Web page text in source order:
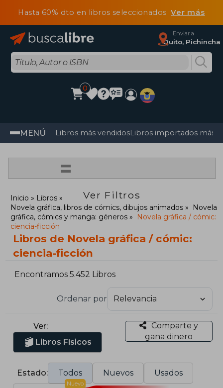
Hasta 60% dto en libros seleccionadosVer más
Enviar a
Quito, Pichincha
0
MENÚ Libros más vendidosLibros importados más
=
Ver Filtros
Inicio
Libros
Novela gráfica, libros de cómics, dibujos animados
Novela
gráfica, cómics y manga: géneros
Novela gráfica / cómic:
ciencia-ficción
Libros de Novela gráfica / cómic:
ciencia-ficción
Encontramos 5.452 Libros
Ordenar por
Ver:
Libros Físicos
Comparte y
gana dinero
Estado: Todos Nuevos Usados
Nuevo